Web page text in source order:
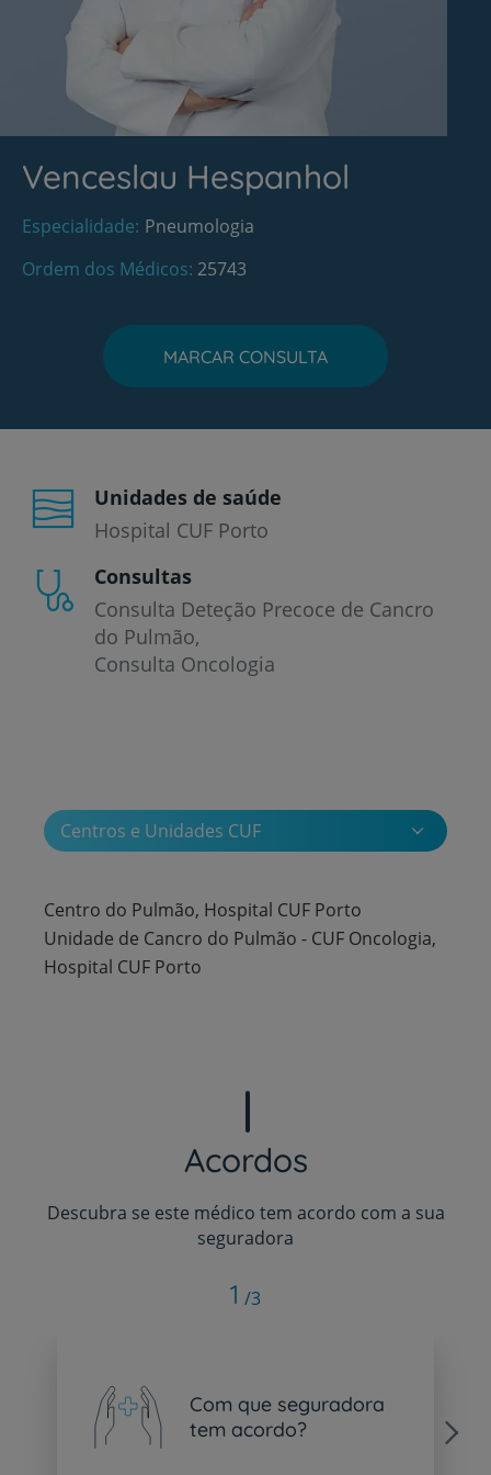
Venceslau Hespanhol
Especialidade Pneumologia
Ordem dos Médicos 25743
MARCAR CONSULTA
Unidades de saúde
Hospital CUF Porto
Consultas
Consulta Deteção Precoce de Cancro
do Pulmão
Consulta Oncologia
Centros e Unidades CUF
Centro do Pulmão, Hospital CUF Porto
Unidade de Cancro do Pulmão - CUF Oncologia,
Hospital CUF Porto
Acordos
Descubra se este médico tem acordo com a sua
seguradora
Com que seguradora
tem acordo?
1 /3